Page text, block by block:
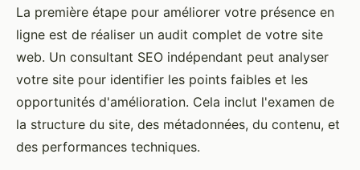
La première étape pour améliorer votre présence en
ligne est de réaliser un audit complet de votre site
web. Un consultant SEO indépendant peut analyser
votre site pour identifier les points faibles et les
opportunités d'amélioration. Cela inclut l'examen de
la structure du site, des métadonnées, du contenu, et
des performances techniques.